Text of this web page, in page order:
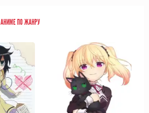
АНИМЕ ПО ЖАНРУ